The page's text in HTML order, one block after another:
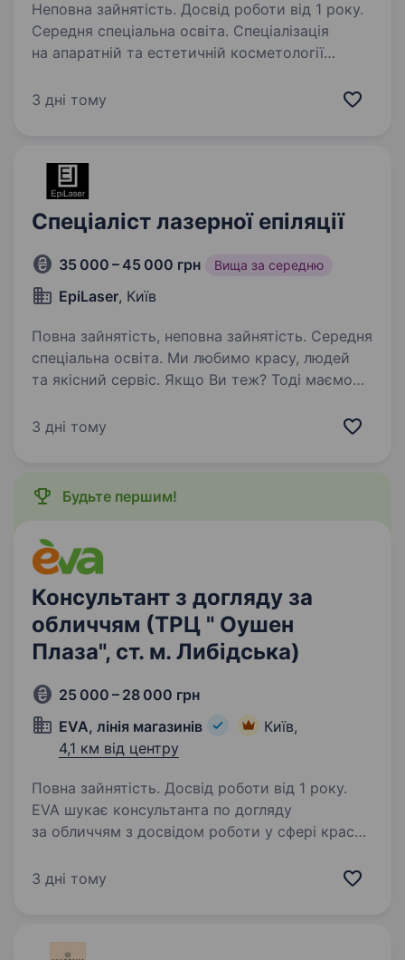
Неповна зайнятість. Досвід роботи від 1 року.
Середня спеціальна освіта. Спеціалізація
на апаратній та естетичній косметології
косметолог-дерматолог, який цінує
та здоров’я,…
3 дні тому
Спеціаліст лазерної епіляції
35 000 – 45 000 грн Вища за середню
EpiLaser, Київ
Повна зайнятість, неповна зайнятість. Середня
спеціальна освіта. Ми любимо красу, людей
та якісний сервіс. Якщо Ви теж? Тоді маємо
студій лазерної епіляції EpiLaser відкрито
3 дні тому
Будьте першим!
Консультант з догляду за
обличчям (ТРЦ " Оушен
Плаза", ст. м. Либідська)
25 000 – 28 000 грн
EVA, лінія магазинів
Київ,
4,1 км від центру
Повна зайнятість. Досвід роботи від 1 року.
EVA шукає консультанта по догляду
за обличчям з досвідом роботи у сфері краси!
Чекаємо в команді EVAfamily! Вимоги: Досвід
3 дні тому